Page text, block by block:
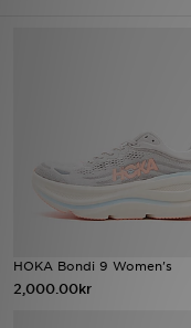
HOKA Bondi 9 Women's
2,000.00kr
Varumärken
Bästsäljare
Sport